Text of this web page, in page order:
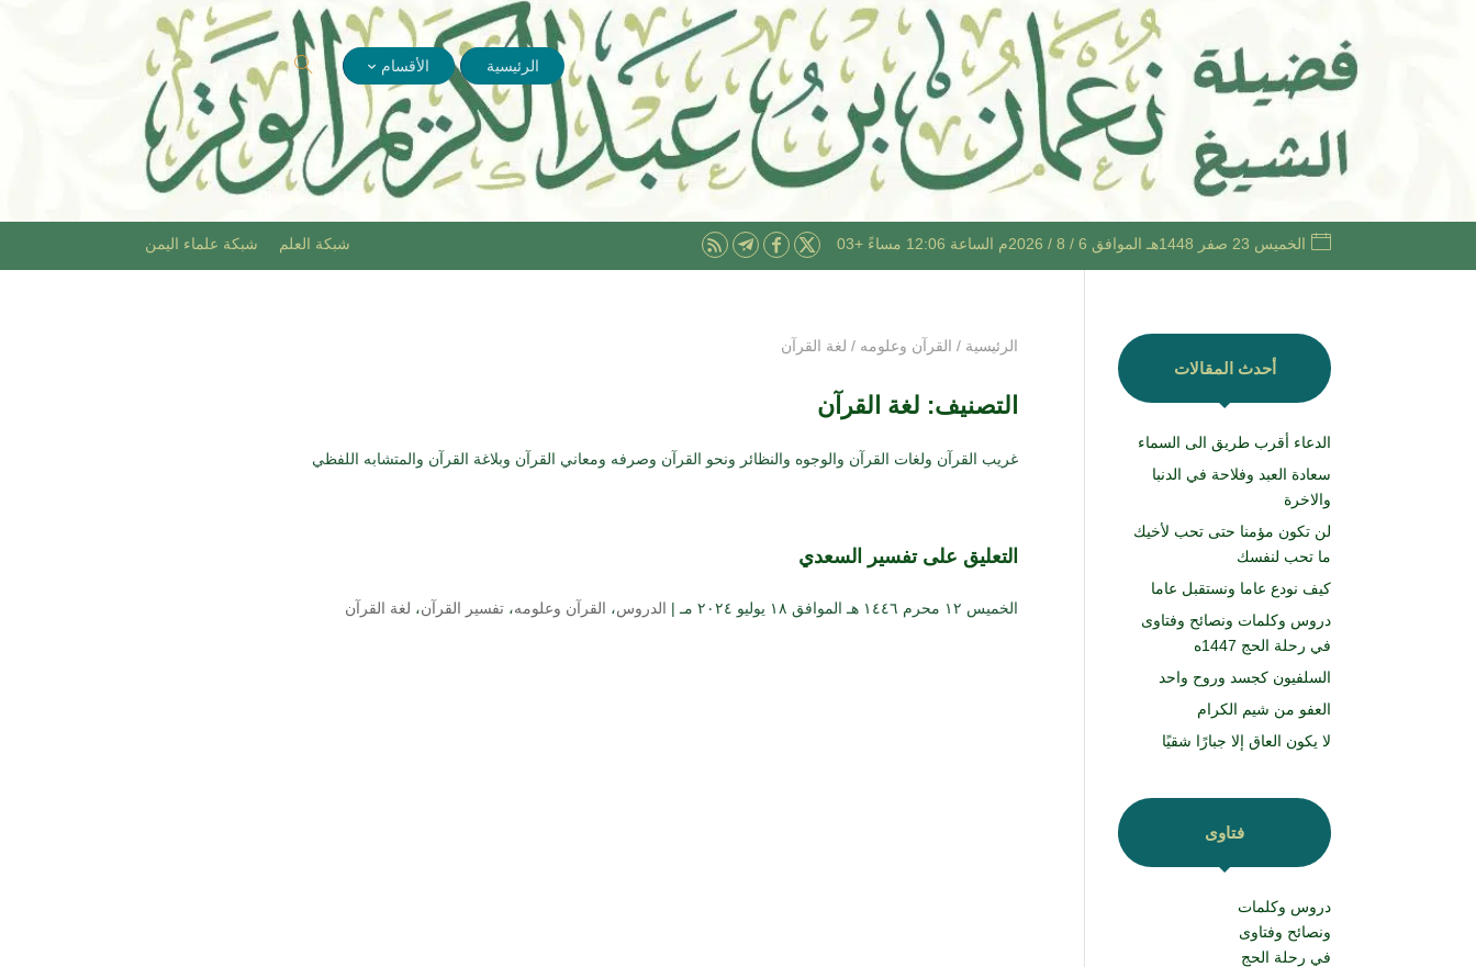
الرئيسية الأقسام
الخميس 23 صفر 1448هـ الموافق 6 / 8 / 2026م الساعة 12:06 مساءً +03 شبكة العلم شبكة علماء اليمن
الرئيسية / القرآن وعلومه / لغة القرآن
التصنيف: لغة القرآن
غريب القرآن ولغات القرآن والوجوه والنظائر ونحو القرآن وصرفه ومعاني القرآن وبلاغة القرآن والمتشابه اللفظي
التعليق على تفسير السعدي
الخميس ۱۲ محرم ۱٤٤٦ هـ الموافق ۱۸ يوليو ۲۰۲٤ مـ | الدروس، القرآن وعلومه، تفسير القرآن، لغة القرآن
أحدث المقالات
الدعاء أقرب طريق الى السماء
سعادة العبد وفلاحة في الدنبا
والاخرة
لن تكون مؤمنا حتى تحب لأخيك
ما تحب لنفسك
كيف نودع عاما ونستقبل عاما
دروس وكلمات ونصائح وفتاوى
في رحلة الحج 1447ه
السلفيون كجسد وروح واحد
العفو من شيم الكرام
لا يكون العاق إلا جبارًا شقيًا
فتاوى
دروس وكلمات
ونصائح وفتاوى
في رحلة الحج